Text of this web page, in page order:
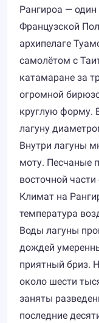
Рангироа —
Французской
архипелаге
самолётом с
катамаране за
огромной
круглую форму.
лагуну
Внутри лагуны
моту. Песчаные
восточной
Климат на
температура
Воды лагуны
дождей
приятный бриз.
около шести
заняты
последние